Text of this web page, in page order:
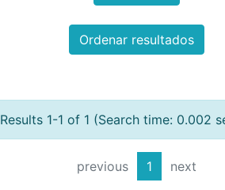
Ordenar resultados
Results 1-1 of 1 (Search time: 0.002
previous 1 next